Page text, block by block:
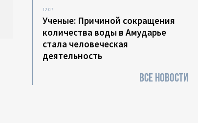
12:07
Ученые: Причиной сокращения
количества воды в Амударье
стала человеческая
деятельность
ВСЕ НОВОСТИ